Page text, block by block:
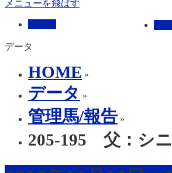
メニューを飛ばす
データ
HOME »
データ »
管理馬/報告 »
205-195 父：シ